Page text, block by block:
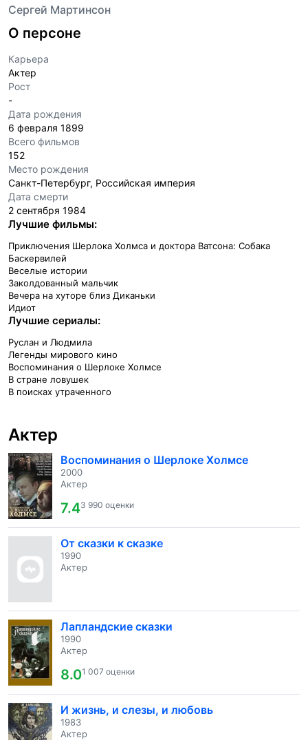
Сергей Мартинсон
О персоне
Карьера
Актер
Рост
-
Дата рождения
6 февраля 1899
Всего фильмов
152
Место рождения
Санкт-Петербург, Российская империя
Дата смерти
2 сентября 1984
Лучшие фильмы:
Приключения Шерлока Холмса и доктора Ватсона: Собака
Баскервилей
Веселые истории
Заколдованный мальчик
Вечера на хуторе близ Диканьки
Идиот
Лучшие сериалы:
Руслан и Людмила
Легенды мирового кино
Воспоминания о Шерлоке Холмсе
В стране ловушек
В поисках утраченного
Актер
Воспоминания о Шерлоке Холмсе
2000
Актер
7.43 990 оценки
От сказки к сказке
1990
Актер
Лапландские сказки
1990
Актер
8.01 007 оценки
И жизнь, и слезы, и любовь
1983
Актер